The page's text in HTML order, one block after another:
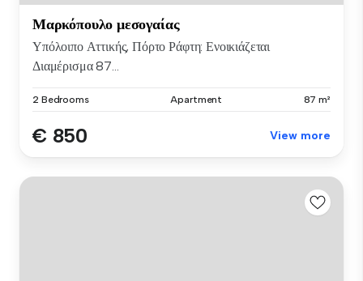
Μαρκόπουλο μεσογαίας
Υπόλοιπο Αττικής, Πόρτο Ράφτη: Ενοικιάζεται
Διαμέρισμα 87...
2 Bedrooms Apartment 87 m²
€ 850 View more